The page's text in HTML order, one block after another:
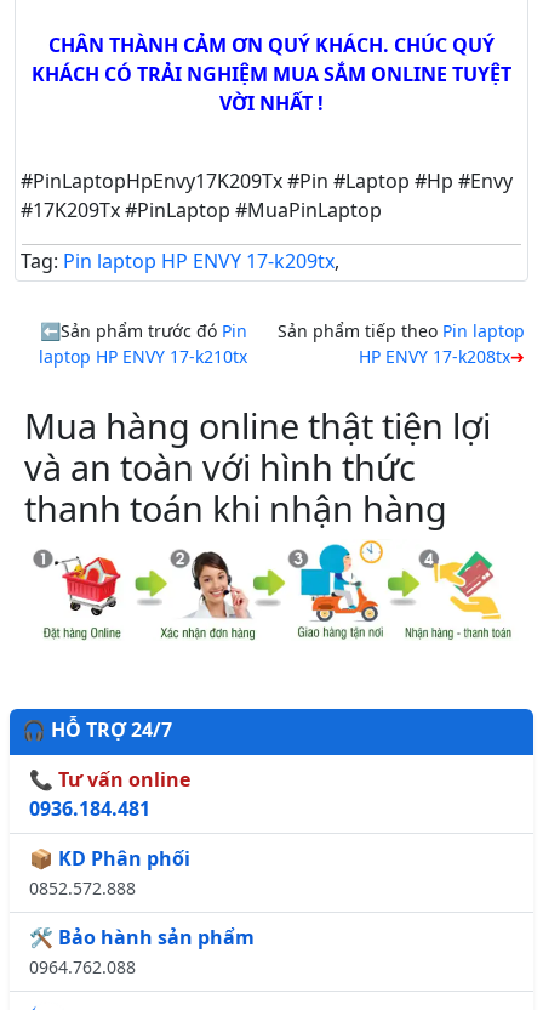
CHÂN THÀNH CẢM ƠN QUÝ KHÁCH. CHÚC QUÝ
KHÁCH CÓ TRẢI NGHIỆM MUA SẮM ONLINE TUYỆT
VỜI NHẤT !
#PinLaptopHpEnvy17K209Tx #Pin #Laptop #Hp #Envy
#17K209Tx #PinLaptop #MuaPinLaptop
Tag: Pin laptop HP ENVY 17-k209tx,
Sản phẩm trước đó Pin
laptop HP ENVY 17-k210tx
Sản phẩm tiếp theo Pin laptop
HP ENVY 17-k208tx
Mua hàng online thật tiện lợi
và an toàn với hình thức
thanh toán khi nhận hàng
🎧 HỖ TRỢ 24/7
📞 Tư vấn online
0936.184.481
📦 KD Phân phối
0852.572.888
🛠️ Bảo hành sản phẩm
0964.762.088